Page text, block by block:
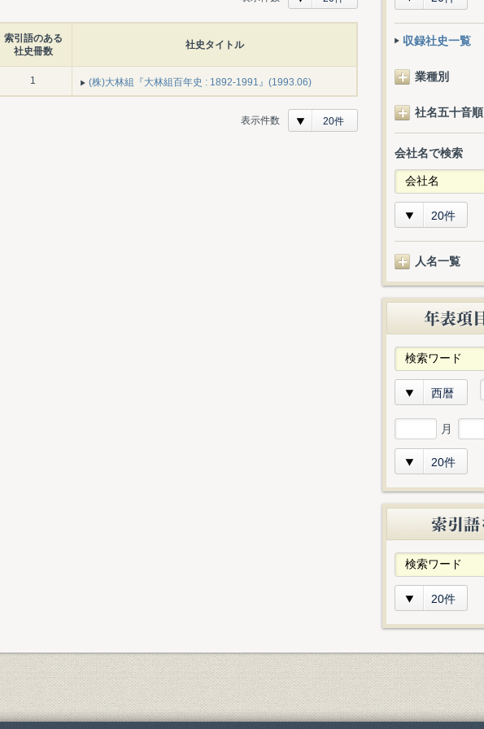
索引語のある
社史冊数
社史タイトル
1 (株)大林組『大林組百年史 : 1892-1991』(1993.06)
表示件数 20件
収録社史一覧
業種別
社名五十音順
会社名で検索
20件
人名一覧
西暦
月
20件
20件